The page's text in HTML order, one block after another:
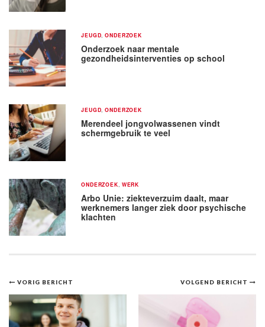
JEUGD ,ONDERZOEK
Onderzoek naar mentale
gezondheidsinterventies op school
JEUGD ,ONDERZOEK
Merendeel jongvolwassenen vindt
schermgebruik te veel
ONDERZOEK WERK
Arbo Unie: ziekteverzuim daalt, maar
werknemers langer ziek door psychische
klachten
Bericht
navigatie
VOLGEND BERICHT
VORIG BERICHT